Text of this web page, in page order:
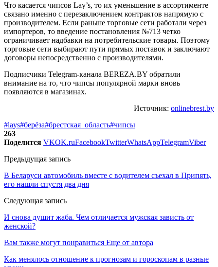
Что касается чипсов Lay’s, то их уменьшение в ассортименте
связано именно с перезаключением контрактов напрямую с
производителем. Если раньше торговые сети работали через
импортеров, то введение постановления №713 четко
ограничивает надбавки на потребительские товары. Поэтому
торговые сети выбирают пути прямых поставок и заключают
договоры непосредственно с производителями.
Подписчики Telegram-канала BEREZA.BY обратили
внимание на то, что чипсы популярной марки вновь
появляются в магазинах.
Источник: onlinebrest.by
#lays#берёза#брестская_область#чипсы
263
Поделится VKOK.ruFacebookTwitterWhatsAppTelegramViber
Предыдущая запись
В Беларуси автомобиль вместе с водителем съехал в Припять,
его нашли спустя два дня
Следующая запись
И снова душит жаба. Чем отличается мужская зависть от
женской?
Вам также могут понравиться Еще от автора
Как менялось отношение к прогнозам и гороскопам в разные